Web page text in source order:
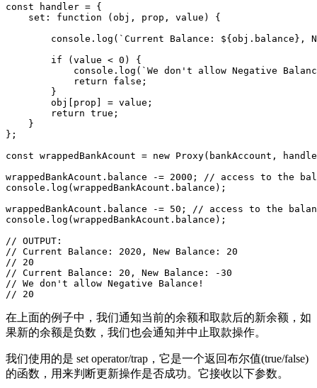
const handler = {
    set: function (obj, prop, value) {
console.log(`Current Balance: ${obj.balance},
        if (value < 0) {
console.log(`We don't allow Negative
            return false;
        }
        obj[prop] = value;
        return true;
    }
};
const wrappedBankAcount = new Proxy(bankAccount,
wrappedBankAcount.balance -= 2000; // access to the
console.log(wrappedBankAcount.balance);
wrappedBankAcount.balance -= 50; // access to the
console.log(wrappedBankAcount.balance);
// OUTPUT:
// Current Balance: 2020, New Balance: 20
// 20
// Current Balance: 20, New Balance: -30
// We don't allow Negative Balance!
// 20
在上面的例子中，我们通知当前的余额和取款后的新余额，如
果新的余额是负数，我们也会通知并中止取款操作。
我们使用的是 set operator/trap，它是一个返回布尔值(true/false)
的函数，用来判断更新操作是否成功。它接收以下参数。